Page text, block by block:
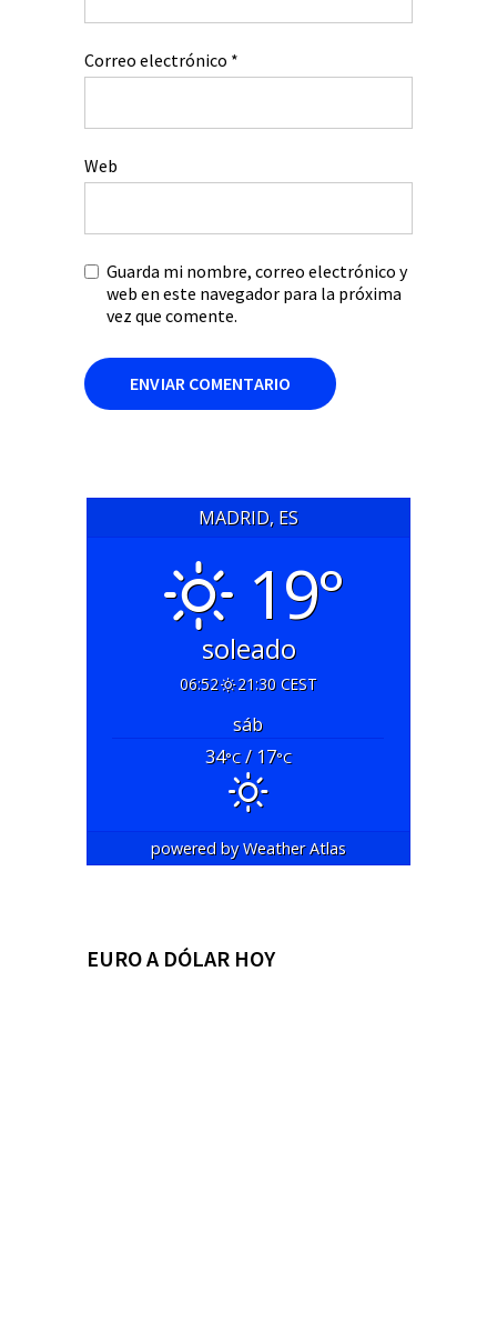
Correo electrónico *
Web
Guarda mi nombre, correo electrónico y
web en este navegador para la próxima
vez que comente.
MADRID, ES
19°
soleado
06:52 21:30 CEST
sáb
34°C/ 17°C
powered byWeather Atlas
EURO A DÓLAR HOY